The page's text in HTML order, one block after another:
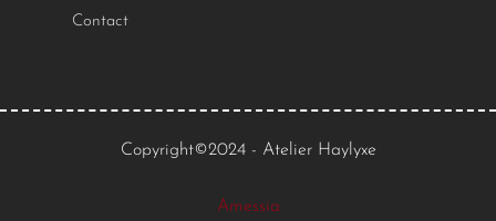
Contact
Copyright©2024 - Atelier Haylyxe
Amessia